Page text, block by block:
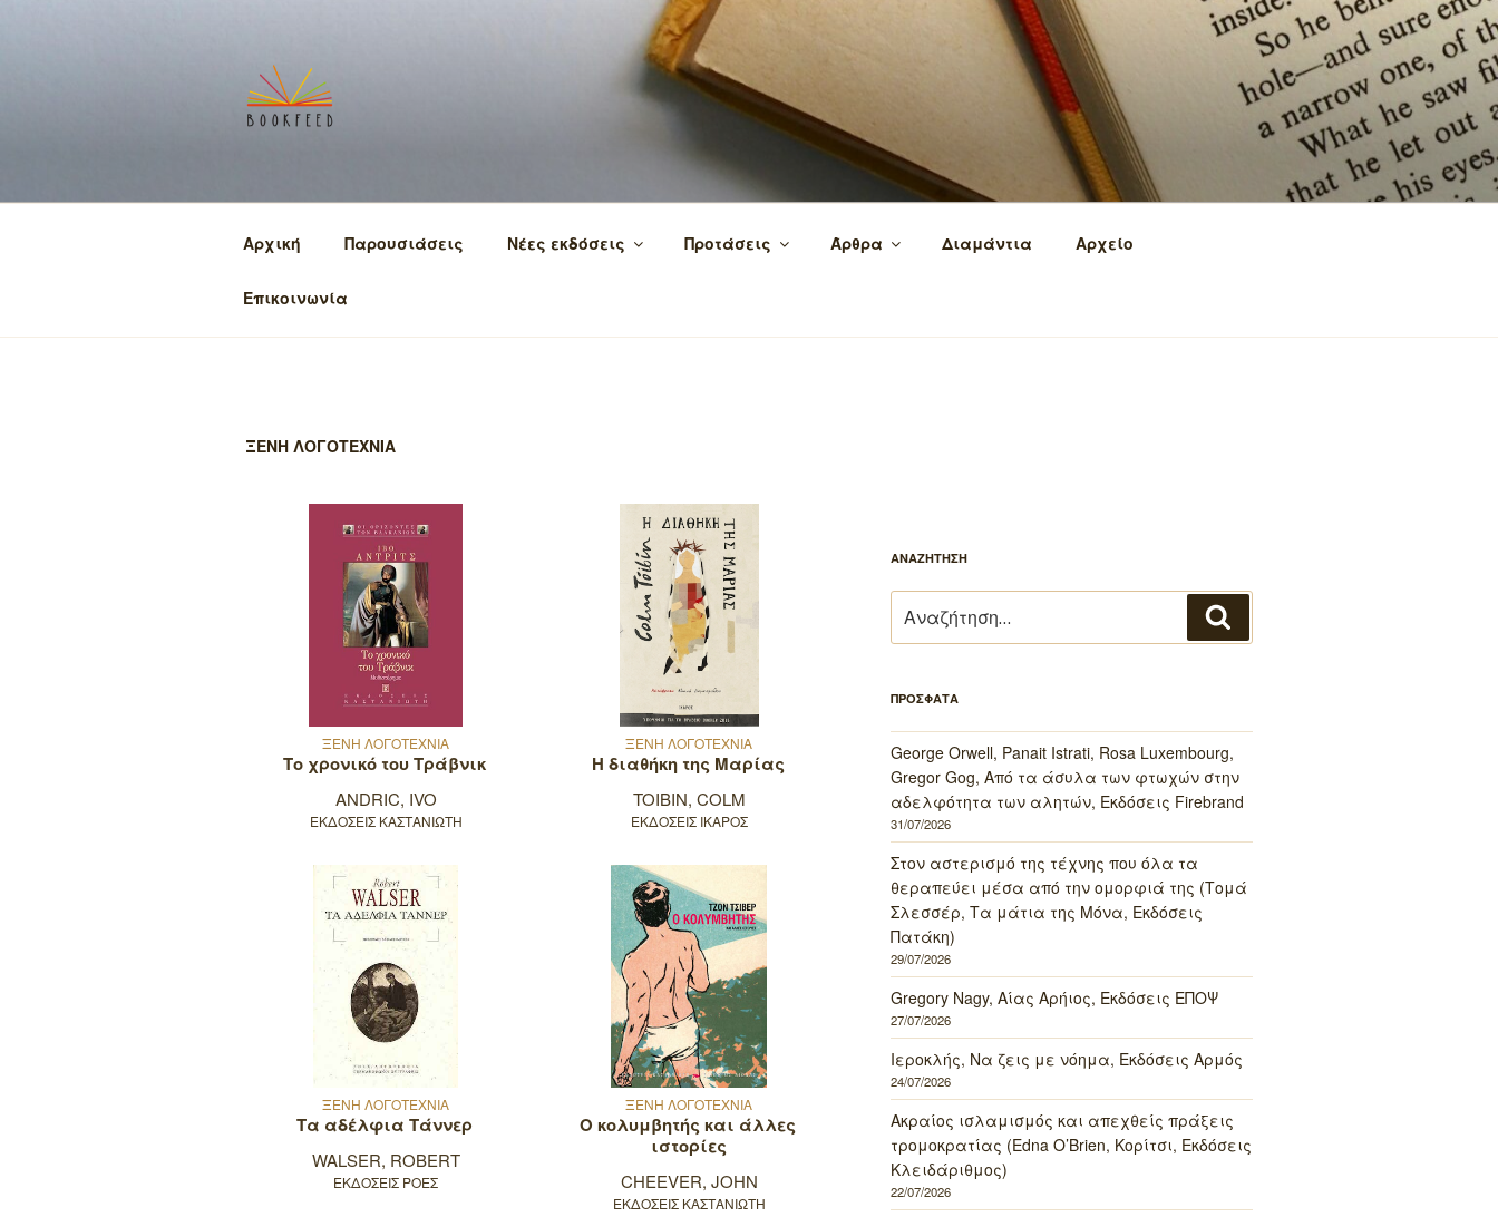
μοιραζόμαστε την αγάπη για τα βιβλία και τη γνώση!
Αρχική Παρουσιάσεις Νέες εκδόσεις Προτάσεις Άρθρα Διαμάντια Αρχείο
Επικοινωνία
ΞΕΝΗ ΛΟΓΟΤΕΧΝΙΑ
ΞΕΝΗ ΛΟΓΟΤΕΧΝΙΑ
Το χρονικό του Τράβνικ
ANDRIC, IVO
ΕΚΔΟΣΕΙΣ ΚΑΣΤΑΝΙΩΤΗ
ΞΕΝΗ ΛΟΓΟΤΕΧΝΙΑ
Η διαθήκη της Μαρίας
TOIBIN, COLM
ΕΚΔΟΣΕΙΣ ΙΚΑΡΟΣ
ΞΕΝΗ ΛΟΓΟΤΕΧΝΙΑ
Τα αδέλφια Τάννερ
WALSER, ROBERT
ΕΚΔΟΣΕΙΣ ΡΟΕΣ
ΞΕΝΗ ΛΟΓΟΤΕΧΝΙΑ
Ο κολυμβητής και άλλες
ιστορίες
CHEEVER, JOHN
ΕΚΔΟΣΕΙΣ ΚΑΣΤΑΝΙΩΤΗ
ΑΝΑΖΗΤΗΣΗ
για:
ΠΡΟΣΦΑΤΑ
George Orwell, Panait Istrati, Rosa Luxembourg,
Gregor Gog, Από τα άσυλα των φτωχών στην
αδελφότητα των αλητών, Εκδόσεις Firebrand
31/07/2026
Στον αστερισμό της τέχνης που όλα τα
θεραπεύει μέσα από την ομορφιά της (Τομά
Σλεσσέρ, Τα μάτια της Μόνα, Εκδόσεις
Πατάκη)
29/07/2026
Gregory Nagy, Αίας Αρήιος, Εκδόσεις ΕΠΟΨ
27/07/2026
Ιεροκλής, Να ζεις με νόημα, Εκδόσεις Αρμός
24/07/2026
Ακραίος ισλαμισμός και απεχθείς πράξεις
τρομοκρατίας (Edna O’Brien, Κορίτσι, Εκδόσεις
Κλειδάριθμος)
22/07/2026